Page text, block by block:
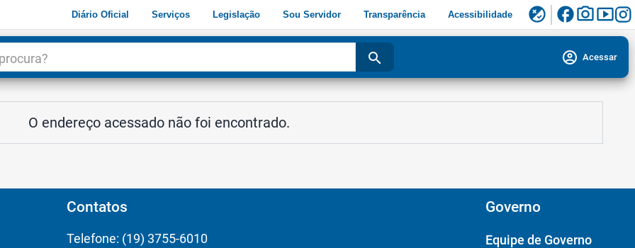
Diário Oficial Serviços Legislação Sou Servidor Transparência Acessibilidade flaky facebookphoto_camerasmart_display
search account_circle Acessar
O endereço acessado não foi encontrado.
Contatos
Telefone: (19) 3755-6010
Governo
Equipe de Governo